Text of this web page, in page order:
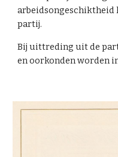
arbeidsongeschiktheid
partij.
Bij uittreding uit de
en oorkonden worden